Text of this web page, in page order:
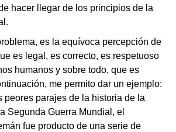
hacer llegar de los principios de la
es la equívoca percepción de
es legal, es correcto, es respetuoso
humanos y sobre todo, que es
me permito dar un ejemplo:
peores parajes de la historia de la
Segunda Guerra Mundial, el
fue producto de una serie de